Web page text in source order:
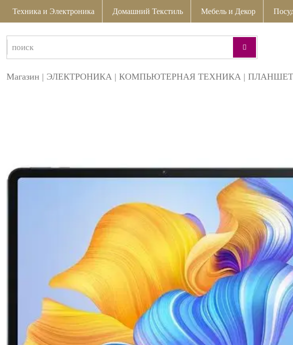
Техника и Электроника Домашний Текстиль Мебель и Декор
Магазин | ЭЛЕКТРОНИКА |КОМПЬЮТЕРНАЯ ТЕХНИКА |